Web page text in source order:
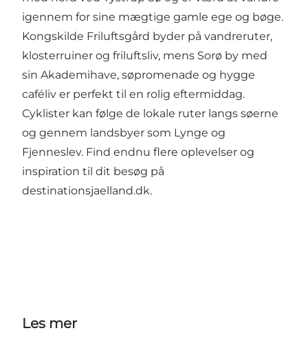
igennem for sine mægtige gamle ege og bøge.
Kongskilde Friluftsgård byder på vandreruter,
klosterruiner og friluftsliv, mens Sorø by med
sin Akademihave, søpromenade og hygge
caféliv er perfekt til en rolig eftermiddag.
Cyklister kan følge de lokale ruter langs søerne
og gennem landsbyer som Lynge og
Fjenneslev. Find endnu flere oplevelser og
inspiration til dit besøg på
destinationsjaelland.dk.
Les mer